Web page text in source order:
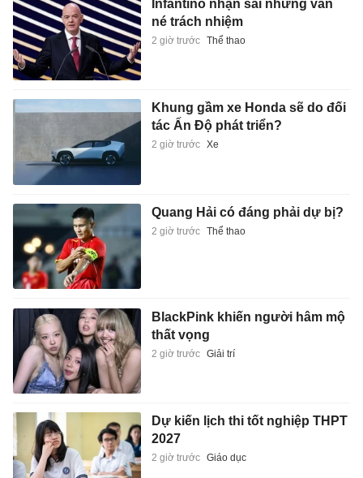
Infantino nhận sai nhưng vẫn
né trách nhiệm
2 giờ trước Thể thao
Khung gầm xe Honda sẽ do đối
tác Ấn Độ phát triển?
2 giờ trước Xe
Quang Hải có đáng phải dự bị?
2 giờ trước Thể thao
BlackPink khiến người hâm mộ
thất vọng
2 giờ trước Giải trí
Dự kiến lịch thi tốt nghiệp THPT
2027
2 giờ trước Giáo dục